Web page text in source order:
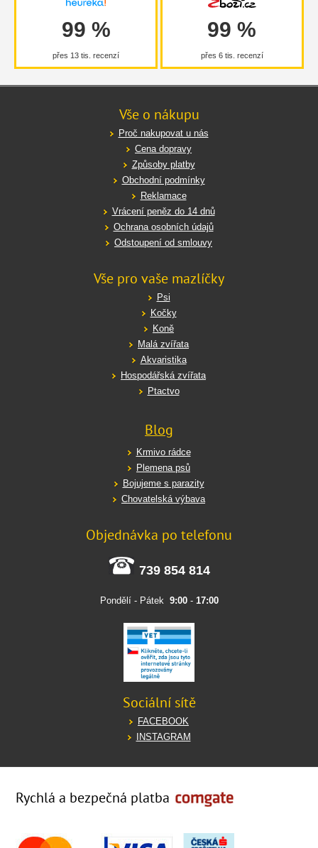
99 %
přes 13 tis. recenzí
99 %
přes 6 tis. recenzí
Vše o nákupu
Proč nakupovat u nás
Cena dopravy
Způsoby platby
Obchodní podmínky
Reklamace
Vrácení peněz do 14 dnů
Ochrana osobních údajů
Odstoupení od smlouvy
Vše pro vaše mazlíčky
Psi
Kočky
Koně
Malá zvířata
Akvaristika
Hospodářská zvířata
Ptactvo
Blog
Krmivo rádce
Plemena psů
Bojujeme s parazity
Chovatelská výbava
Objednávka po telefonu
739 854 814
Pondělí - Pátek 9:00- 17:00
Sociální sítě
FACEBOOK
INSTAGRAM
Rychlá a bezpečná platba